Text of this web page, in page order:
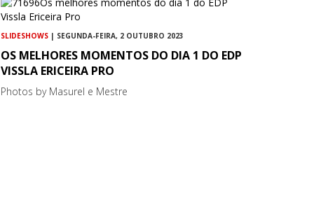
SLIDESHOWS | SEGUNDA-FEIRA, 2 OUTUBRO 2023
OS MELHORES MOMENTOS DO DIA 1 DO EDP
VISSLA ERICEIRA PRO
Photos by Masurel e Mestre